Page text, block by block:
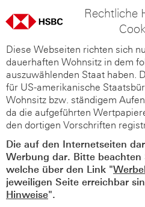
Rechtliche
Diese Webseiten richten sich
dauerhaften Wohnsitz in dem
auszuwählenden Staat haben.
für US-amerikanische
Wohnsitz bzw. ständigem
da die aufgeführten
den dortigen Vorschriften
Die auf den Internetseiten
Werbung dar. Bitte beachten
welche über den Link "
jeweiligen Seite erreichbar
Hinweise".